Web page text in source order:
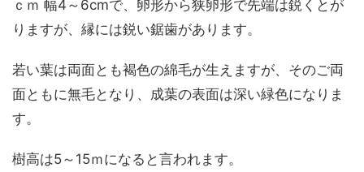
ｃｍ 幅4～6cmで、卵形から狭卵形で先端は鋭くとが
りますが、縁には鋭い鋸歯があります。
若い葉は両面とも褐色の綿毛が生えますが、そのご両
面ともに無毛となり、成葉の表面は深い緑色になりま
す。
樹高は5～15ｍになると言われます。